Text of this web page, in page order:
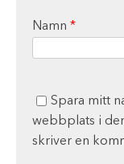
Namn *
Spara mitt
webbplats i
skriver en